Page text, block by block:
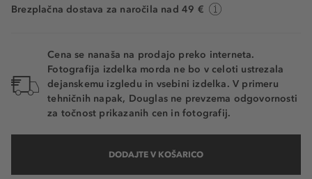
Brezplačna dostava za naročila nad 49 €
Cena se nanaša na prodajo preko interneta.
Fotografija izdelka morda ne bo v celoti ustrezala
dejanskemu izgledu in vsebini izdelka. V primeru
tehničnih napak, Douglas ne prevzema odgovornosti
za točnost prikazanih cen in fotografij.
DODAJTE V KOŠARICO